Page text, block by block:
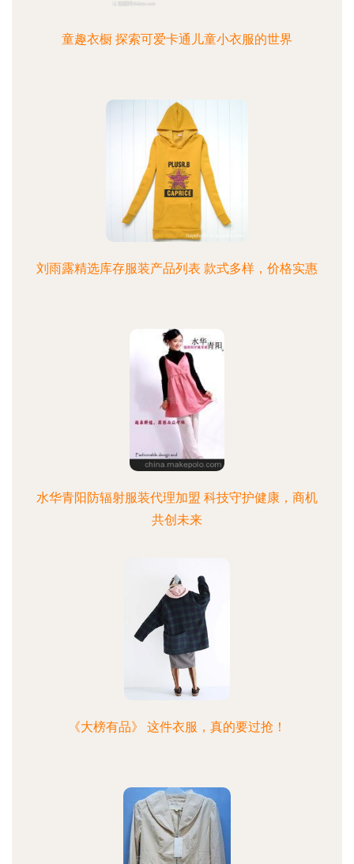
童趣衣橱 探索可爱卡通儿童小衣服的世界
刘雨露精选库存服装产品列表 款式多样，价格实惠
水华青阳防辐射服装代理加盟 科技守护健康，商机
共创未来
《大榜有品》 这件衣服，真的要过抢！